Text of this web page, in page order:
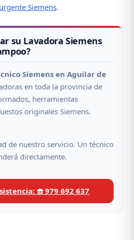
Siemens.
su Lavadora Siemens
Siemens en Aguilar de
en toda la provincia de
herramientas
originales Siemens.
de nuestro servicio. Un técnico
directamente.
☎️ 979 692 637